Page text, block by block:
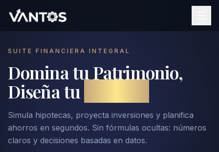
SUITE FINANCIERA INTEGRAL
Domina tu Patrimonio,
Diseña tu
Simula hipotecas, proyecta inversiones y planifica
ahorros en segundos. Sin fórmulas ocultas: números
claros y decisiones basadas en datos.